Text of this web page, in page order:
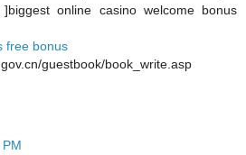
]biggest online casino welcome bonus
free bonus
guestbook/book_write.asp